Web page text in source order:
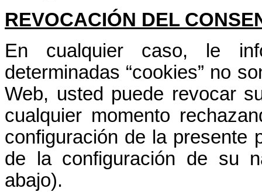
REVOCACIÓN DEL
En cualquier caso, le
determinadas “cookies” no
Web, usted puede revocar
cualquier momento
configuración de la presente
de la configuración de su
abajo).